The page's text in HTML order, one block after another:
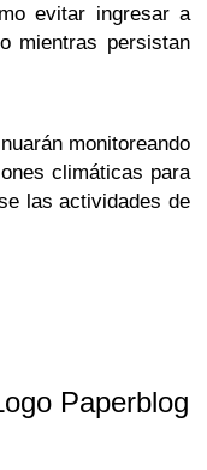
evitar ingresar a
mientras persistan
monitoreando
climáticas para
las actividades de